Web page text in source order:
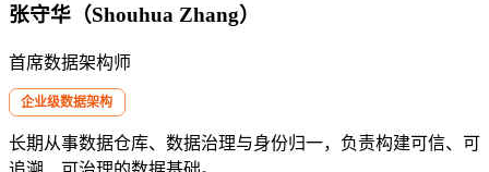
张守华（Shouhua Zhang）
首席数据架构师
企业级数据架构
长期从事数据仓库、数据治理与身份归一，负责构建可信、可